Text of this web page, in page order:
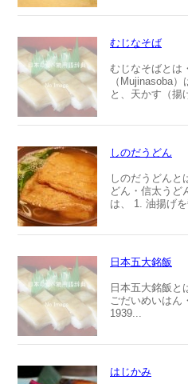
むじなそば
むじなそばとは
（Mujinasoba
と、天かす（揚
しのだうどん
しのだうどんと
どん・信太うど
は、 1. 油揚げを
日本五大銘飯
日本五大銘飯と
ごだいめいはん
1939...
はじかみ